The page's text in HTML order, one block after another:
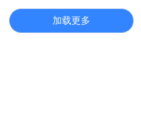
加载更多